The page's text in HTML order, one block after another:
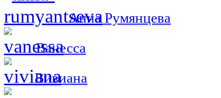
Анна Румянцева
Ванесса
Вивиана